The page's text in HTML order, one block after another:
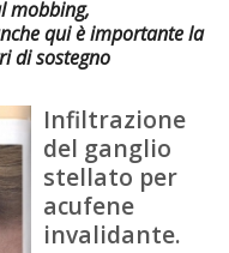
mobbing,
qui è importante la
di sostegno
Infiltrazione
del ganglio
stellato per
acufene
invalidante.